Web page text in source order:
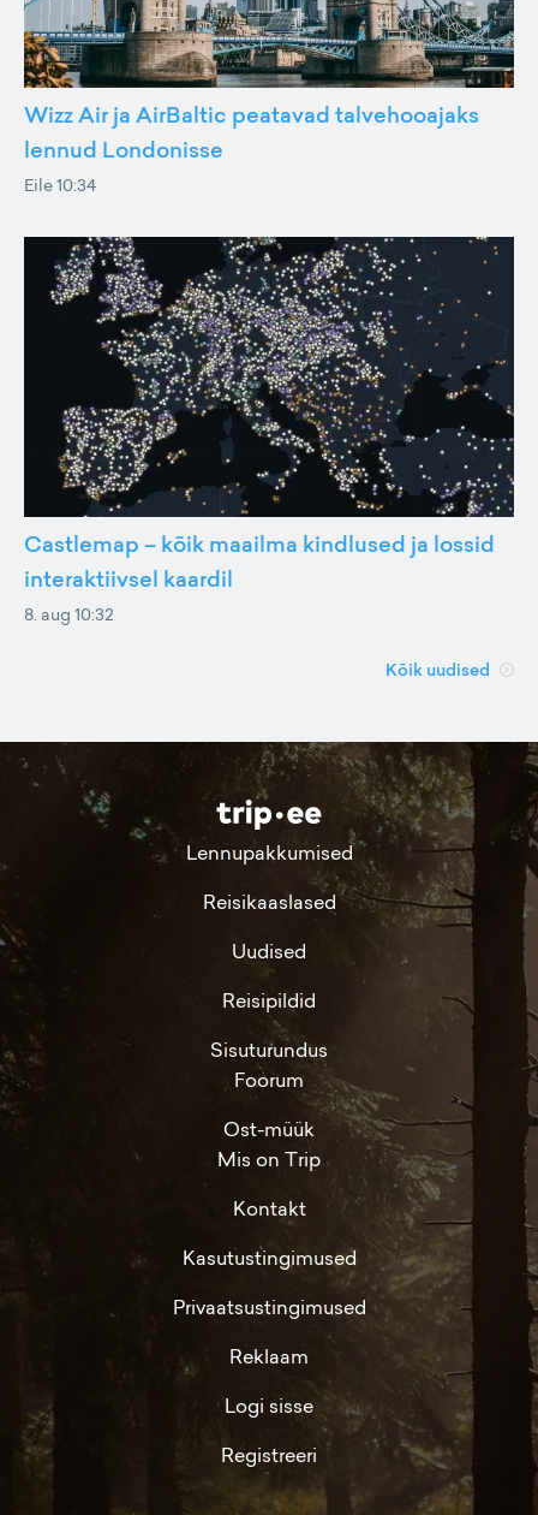
Wizz Air ja AirBaltic peatavad talvehooajaks
lennud Londonisse
Eile 10:34
Castlemap – kõik maailma kindlused ja lossid
interaktiivsel kaardil
8. aug 10:32
Kõik uudised
Lennupakkumised
Reisikaaslased
Uudised
Reisipildid
Sisuturundus
Foorum
Ost-müük
Mis on Trip
Kontakt
Kasutustingimused
Privaatsustingimused
Reklaam
Logi sisse
Registreeri